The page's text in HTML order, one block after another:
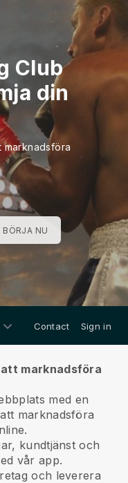
Club
din
marknadsföra
BÖRJA NU
Contact Sign in
marknadsföra
med en
marknadsföra
kundtjänst och
vår app.
och leverera